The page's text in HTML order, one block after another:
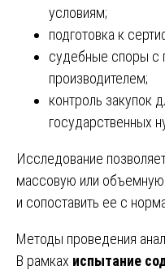
условиям;
подготовка к
судебные споры с
производителем;
контроль закупок
государственных
Исследование
массовую или объемную
и сопоставить ее с
Методы проведения
В рамках испытание